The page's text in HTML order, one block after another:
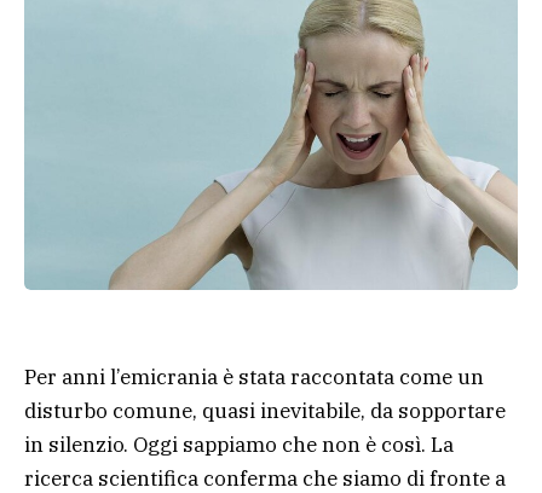
Per anni l’emicrania è stata raccontata come un
disturbo comune, quasi inevitabile, da sopportare
in silenzio. Oggi sappiamo che non è così. La
ricerca scientifica conferma che siamo di fronte a